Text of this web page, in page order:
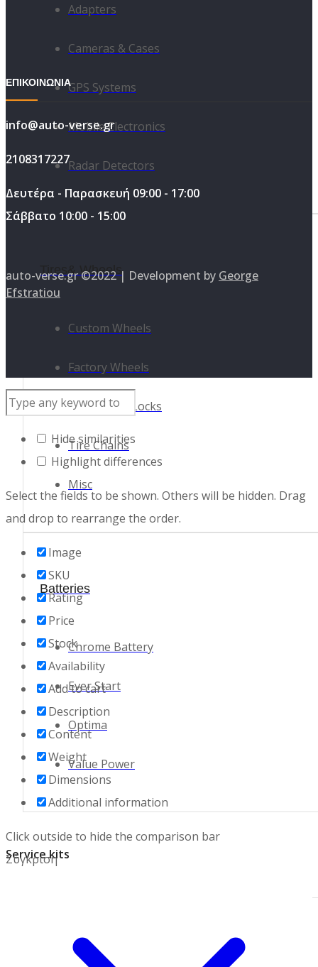
Adapters
Cameras & Cases
GPS Systems
Mobile Electronics
Radar Detectors
Tires& Wheels
Custom Wheels
Factory Wheels
Lug Nuts & Locks
Tire Chains
Misc
Batteries
Chrome Battery
Ever Start
Optima
Value Power
Service kits
ΕΠΙΚΟΙΝΩΝΙΑ
info@auto-verse.gr
2108317227
Δευτέρα - Παρασκευή 09:00 - 17:00
Σάββατο 10:00 - 15:00
auto-verse.gr ©2022 | Development by George
Efstratiou
Hide similarities
Highlight differences
Select the fields to be shown. Others will be hidden. Drag
and drop to rearrange the order.
Image
SKU
Rating
Price
Stock
Availability
Add to cart
Description
Content
Weight
Dimensions
Additional information
Click outside to hide the comparison bar
Σύγκριση